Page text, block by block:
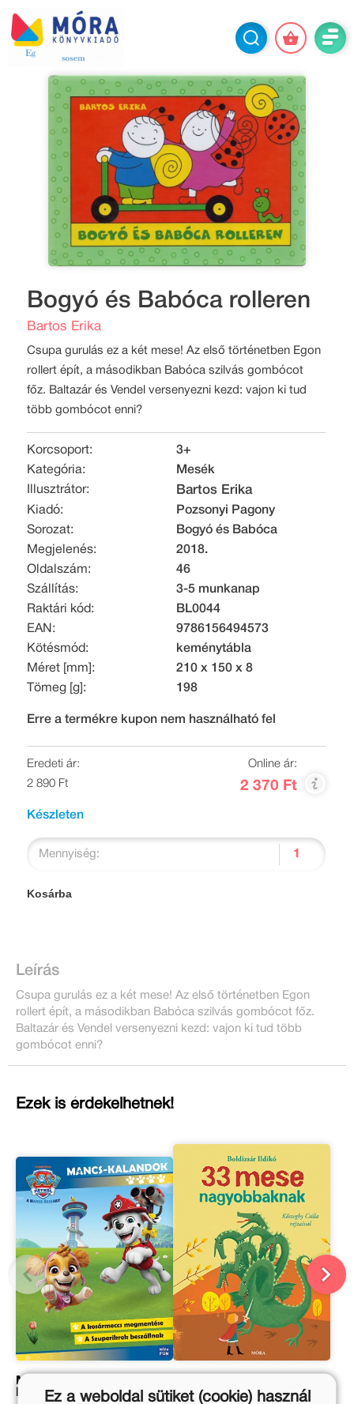
Bogyó és Babóca rolleren
Bartos Erika
Csupa gurulás ez a két mese! Az első történetben Egon
rollert épít, a másodikban Babóca szilvás gombócot
főz. Baltazár és Vendel versenyezni kezd: vajon ki tud
több gombócot enni?
Korcsoport:
3+
Kategória:
Mesék
Illusztrátor:
Bartos Erika
Kiadó:
Pozsonyi Pagony
Sorozat:
Bogyó és Babóca
Megjelenés:
2018.
Oldalszám:
46
Szállítás:
3-5 munkanap
Raktári kód:
BL0044
EAN:
9786156494573
Kötésmód:
keménytábla
Méret [mm]:
210 x 150 x 8
Tömeg [g]:
198
Erre a termékre kupon nem használható fel
Eredeti ár:
2 890 Ft
Online ár:
2 370 Ft
Készleten
Mennyiség:
Kosárba
Leírás
Csupa gurulás ez a két mese! Az első történetben Egon
rollert épít, a másodikban Babóca szilvás gombócot főz.
Baltazár és Vendel versenyezni kezd: vajon ki tud több
gombócot enni?
Ezek is érdekelhetnek!
Mancs Őrjárat – Mancs-
kalandok 4.
Ez a weboldal sütiket (cookie) használ